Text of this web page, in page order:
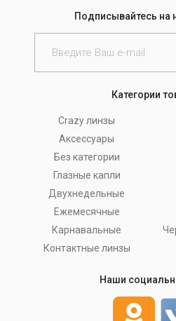
Подписывайтесь на
Категории
Crazy линзы
Аксессуары
Без категории
Глазные капли
Двухнедельные
Ежемесячные
Карнавальные
Контактные линзы
Наши